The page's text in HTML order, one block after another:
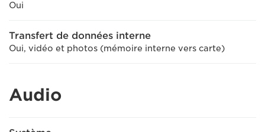
Oui
Transfert de données interne
Oui, vidéo et photos (mémoire interne vers carte)
Audio